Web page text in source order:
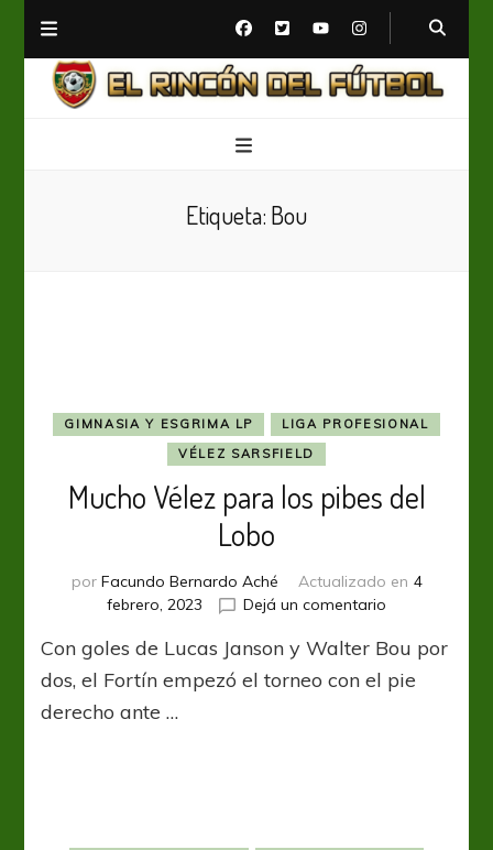
Etiqueta: Bou
GIMNASIA Y ESGRIMA LP
LIGA PROFESIONAL
VÉLEZ SARSFIELD
Mucho Vélez para los pibes del
Lobo
por Facundo Bernardo Aché Actualizado en 4
febrero, 2023
Dejá un comentario
Vélez
para
los
Con goles de Lucas Janson y Walter Bou por
dos, el Fortín empezó el torneo con el pie
derecho ante …